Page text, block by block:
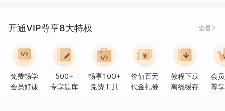
开通VIP尊享8大特权 查看
免费畅学
会员好课
500+
专享题库
畅享100+
免费工具
价值百元
代金礼券
教程下载
离线缓存
会
尊